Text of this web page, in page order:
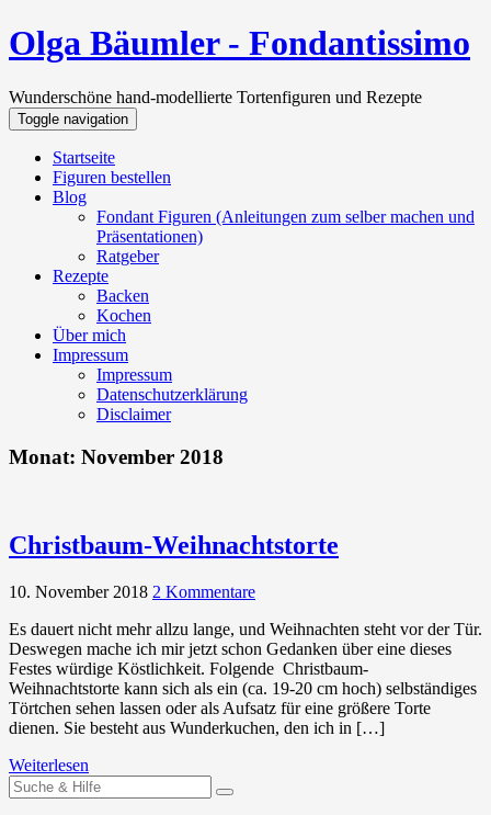
Olga Bäumler - Fondantissimo
Wunderschöne hand-modellierte Tortenfiguren und Rezepte
Toggle navigation
Startseite
Figuren bestellen
Blog
Fondant Figuren (Anleitungen zum selber machen und
Präsentationen)
Ratgeber
Rezepte
Backen
Kochen
Über mich
Impressum
Impressum
Datenschutzerklärung
Disclaimer
Monat: November 2018
Christbaum-Weihnachtstorte
10. November 2018 2 Kommentare
Es dauert nicht mehr allzu lange, und Weihnachten steht vor der Tür.
Deswegen mache ich mir jetzt schon Gedanken über eine dieses
Festes würdige Köstlichkeit. Folgende Christbaum-
Weihnachtstorte kann sich als ein (ca. 19-20 cm hoch) selbständiges
Törtchen sehen lassen oder als Aufsatz für eine größere Torte
dienen. Sie besteht aus Wunderkuchen, den ich in […]
Weiterlesen
Suchen
nach: